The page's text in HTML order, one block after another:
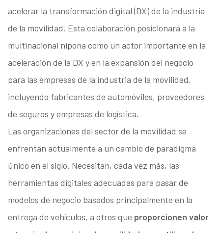
acelerar la transformación digital (DX) de la industria
de la movilidad. Esta colaboración posicionará a la
multinacional nipona como un actor importante en la
aceleración de la DX y en la expansión del negocio
para las empresas de la industria de la movilidad,
incluyendo fabricantes de automóviles, proveedores
de seguros y empresas de logística.
Las organizaciones del sector de la movilidad se
enfrentan actualmente a un cambio de paradigma
único en el siglo. Necesitan, cada vez más, las
herramientas digitales adecuadas para pasar de
modelos de negocio basados principalmente en la
entrega de vehículos, a otros que proporcionen valor